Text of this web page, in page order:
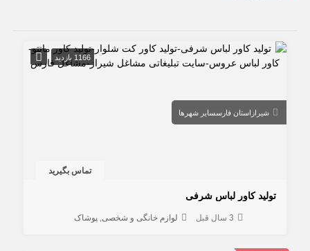
1166 بازدید
شیراز استان فارسسایر شهرها
تماس بگیرید
تولید کاور لباس شرفی
3 سال قبل لوازم خانگی و شخصی پوشاک